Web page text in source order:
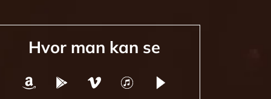
Hvor man kan se